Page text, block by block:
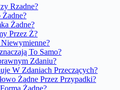
Rzadne?
Żadne?
Żadne?
Przez Ż?
To Samo?
Zdaniu?
W Zdaniach Przeczących?
Żadne Przez Przypadki?
Żadne?